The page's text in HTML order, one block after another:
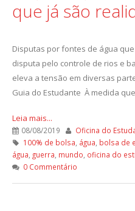
que já são
Disputas por fontes de água
disputa pelo controle de rios e
eleva a tensão em diversas
Guia do Estudante À medida
Leia mais...
08/08/2019
Oficina do
100% de bolsa água bolsa de
água guerra mundo oficina do
0 Commentário